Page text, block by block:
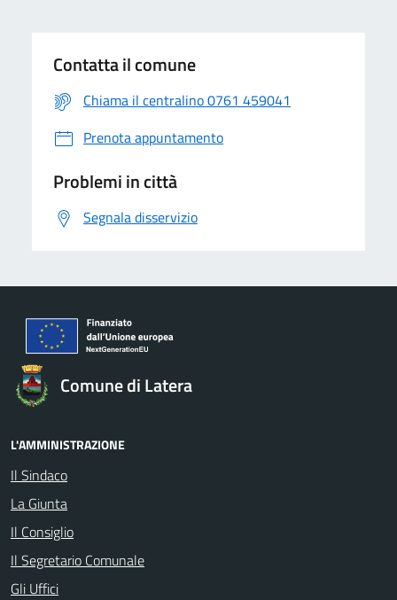
Contatta il comune
Chiama il centralino 0761 459041
Prenota appuntamento
Problemi in città
Segnala disservizio
Comune di Latera
L'AMMINISTRAZIONE
Il Sindaco
La Giunta
Il Consiglio
Il Segretario Comunale
Gli Uffici